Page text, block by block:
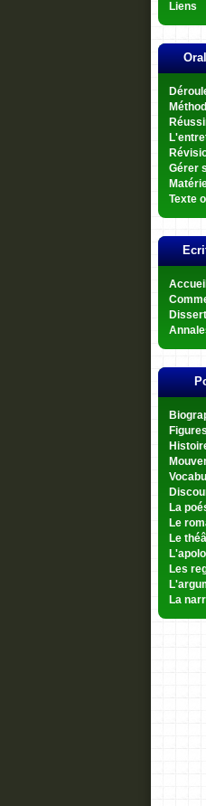
Liens
Gérer
Texte
Accueil
La
Le
Le
Les
La